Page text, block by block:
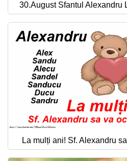
30.August Sfantul Alexandru
La mulți ani! Sf. Alexandru